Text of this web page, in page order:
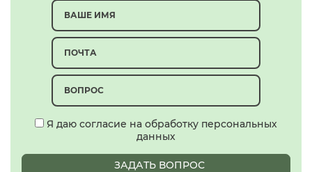
Я даю согласие на обработку персональных
данных
ЗАДАТЬ ВОПРОС